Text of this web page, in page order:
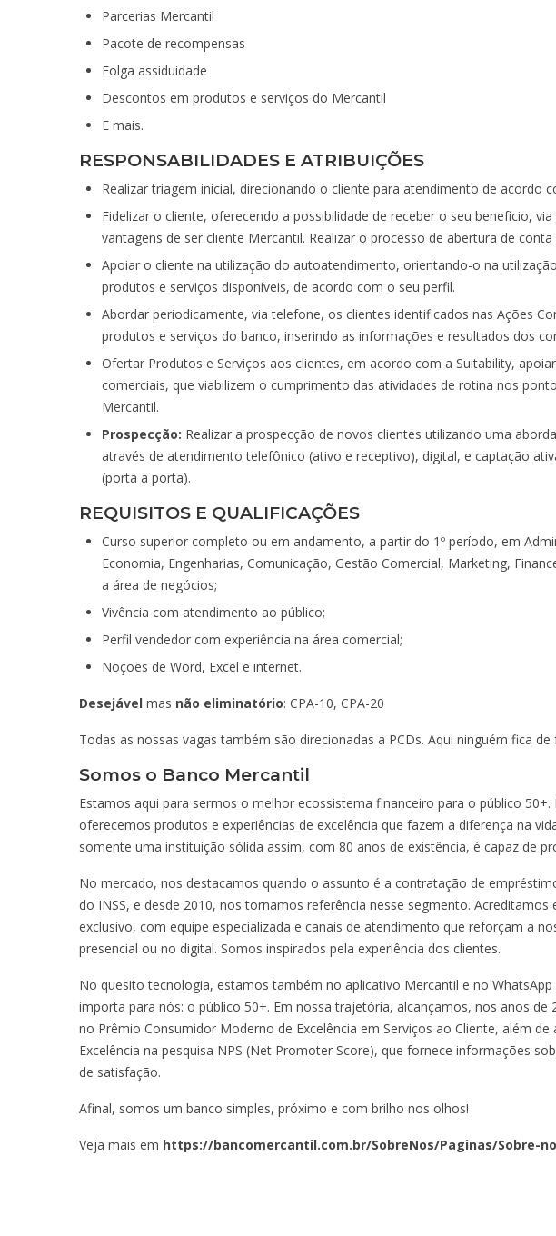
Parcerias Mercantil
Pacote de recompensas
Folga assiduidade
Descontos em produtos e serviços do Mercantil
E mais.
RESPONSABILIDADES E ATRIBUIÇÕES
Realizar triagem inicial, direcionando o cliente para atendimento de acordo
Fidelizar o cliente, oferecendo a possibilidade de receber o seu benefício,
vantagens de ser cliente Mercantil. Realizar o processo de abertura de conta
Apoiar o cliente na utilização do autoatendimento, orientando-o na
produtos e serviços disponíveis, de acordo com o seu perfil.
Abordar periodicamente, via telefone, os clientes identificados nas Ações
produtos e serviços do banco, inserindo as informações e resultados dos
Ofertar Produtos e Serviços aos clientes, em acordo com a Suitability,
comerciais, que viabilizem o cumprimento das atividades de rotina nos
Mercantil.
Prospecção: Realizar a prospecção de novos clientes utilizando uma
através de atendimento telefônico (ativo e receptivo), digital, e captação
(porta a porta).
REQUISITOS E QUALIFICAÇÕES
Curso superior completo ou em andamento, a partir do 1º período, em
Economia, Engenharias, Comunicação, Gestão Comercial, Marketing,
a área de negócios;
Vivência com atendimento ao público;
Perfil vendedor com experiência na área comercial;
Noções de Word, Excel e internet.
Desejável mas não eliminatório: CPA-10, CPA-20
Todas as nossas vagas também são direcionadas a PCDs. Aqui ninguém fica de
Somos o Banco Mercantil
Estamos aqui para sermos o melhor ecossistema financeiro para o público
oferecemos produtos e experiências de excelência que fazem a diferença na
somente uma instituição sólida assim, com 80 anos de existência, é capaz de
No mercado, nos destacamos quando o assunto é a contratação de
do INSS, e desde 2010, nos tornamos referência nesse segmento.
exclusivo, com equipe especializada e canais de atendimento que reforçam a
presencial ou no digital. Somos inspirados pela experiência dos clientes.
No quesito tecnologia, estamos também no aplicativo Mercantil e no WhatsApp
importa para nós: o público 50+. Em nossa trajetória, alcançamos, nos anos de
no Prêmio Consumidor Moderno de Excelência em Serviços ao Cliente, além
Excelência na pesquisa NPS (Net Promoter Score), que fornece informações
de satisfação.
Afinal, somos um banco simples, próximo e com brilho nos olhos!
Veja mais em https://bancomercantil.com.br/SobreNos/Paginas/Sobre-